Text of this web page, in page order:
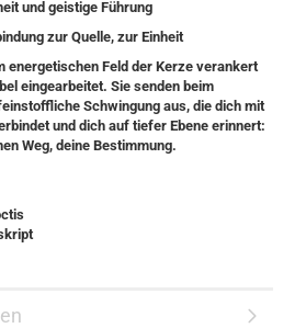
und geistige Führung
zur Quelle, zur Einheit
energetischen Feld der Kerze verankert
eingearbeitet. Sie senden beim
Schwingung aus, die dich mit
und dich auf tiefer Ebene erinnert:
Weg, deine Bestimmung.